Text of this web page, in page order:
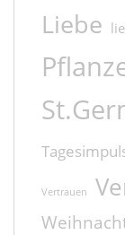
Liebe
Vertrauen